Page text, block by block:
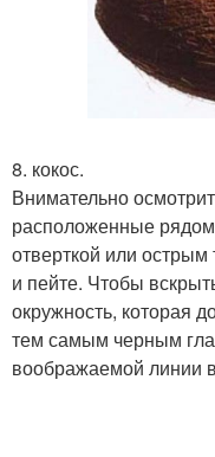
8. кокос.
Внимательно
расположенные
отверткой или острым
и пейте. Чтобы
окружность, которая
тем самым черным
воображаемой линии